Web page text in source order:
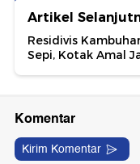
Artikel
Residivis
Sepi, Kotak Amal